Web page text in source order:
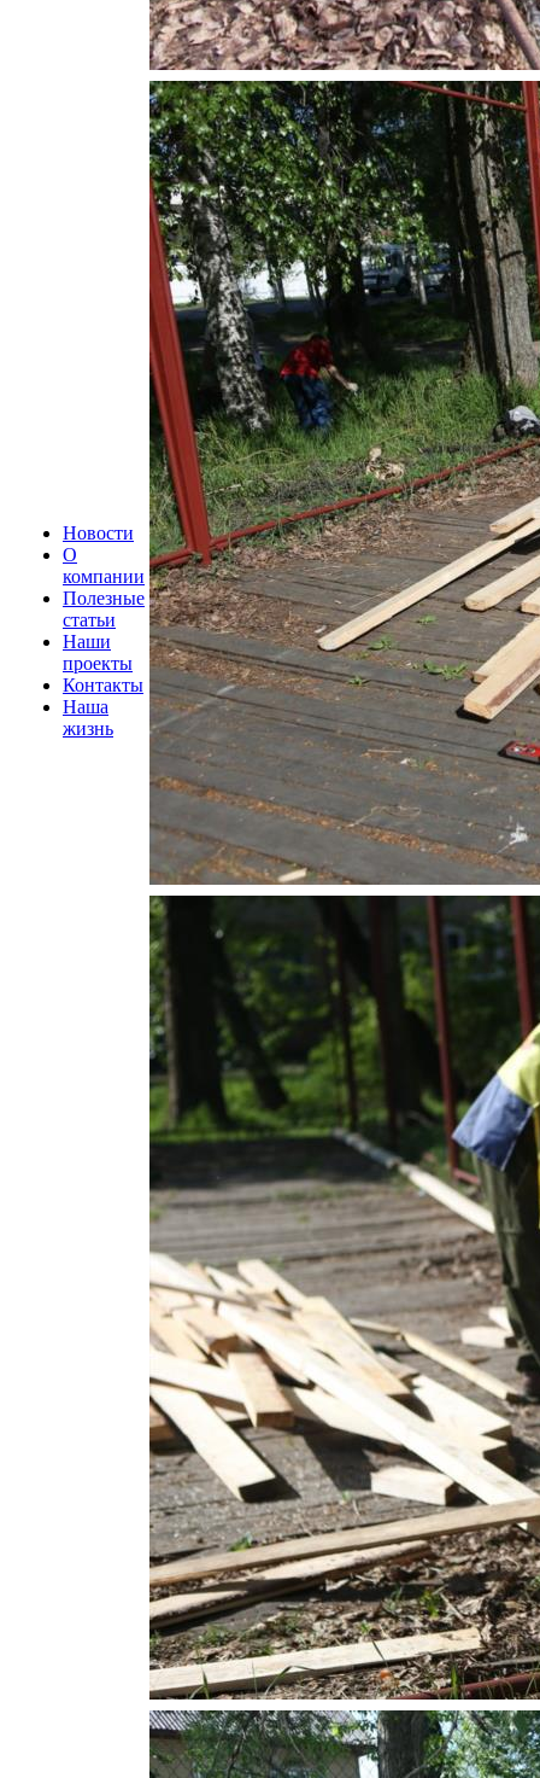
Новости
О
компании
Полезные
статьи
Наши
проекты
Контакты
Наша
жизнь